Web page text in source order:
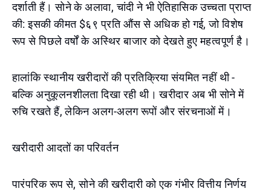
दर्शाती हैं। सोने के अलावा, चांदी ने भी ऐतिहासिक उच्चता प्राप्त
की: इसकी कीमत $६९ प्रति औंस से अधिक हो गई, जो विशेष
रूप से पिछले वर्षों के अस्थिर बाजार को देखते हुए महत्वपूर्ण है।
हालांकि स्थानीय खरीदारों की प्रतिक्रिया संयमित नहीं थी -
बल्कि अनुकूलनशीलता दिखा रही थी। खरीदार अब भी सोने में
रुचि रखते हैं, लेकिन अलग-अलग रूपों और संरचनाओं में।
खरीदारी आदतों का परिवर्तन
पारंपरिक रूप से, सोने की खरीदारी को एक गंभीर वित्तीय निर्णय